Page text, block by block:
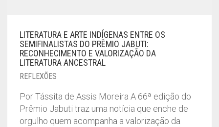
LITERATURA E ARTE INDÍGENAS ENTRE OS
SEMIFINALISTAS DO PRÊMIO JABUTI:
RECONHECIMENTO E VALORIZAÇÃO DA
LITERATURA ANCESTRAL
REFLEXÕES
Por Tássita de Assis Moreira A 66ª edição do
Prêmio Jabuti traz uma notícia que enche de
orgulho quem acompanha a valorização da